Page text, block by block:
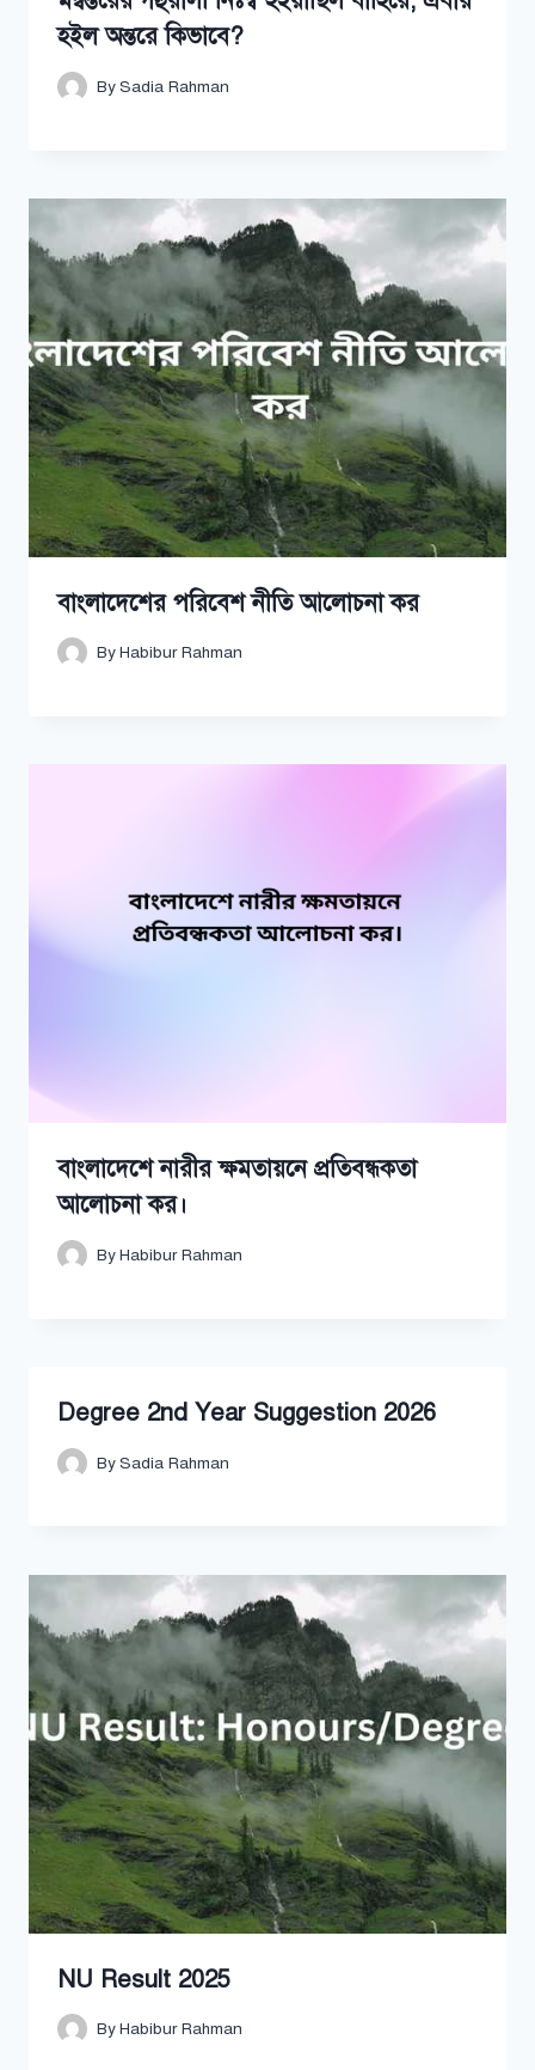
হইল অন্তরে কিভাবে?
BySadia Rahman
বাংলাদেশের পরিবেশ নীতি আলোচনা কর
ByHabibur Rahman
বাংলাদেশে নারীর ক্ষমতায়নে প্রতিবন্ধকতা
আলোচনা কর।
ByHabibur Rahman
Degree 2nd Year Suggestion 2026
BySadia Rahman
NU Result 2025
ByHabibur Rahman